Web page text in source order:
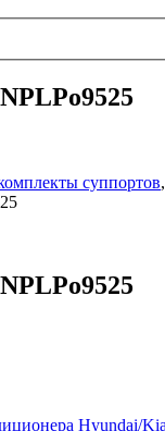
суппортов,
Hyundai/